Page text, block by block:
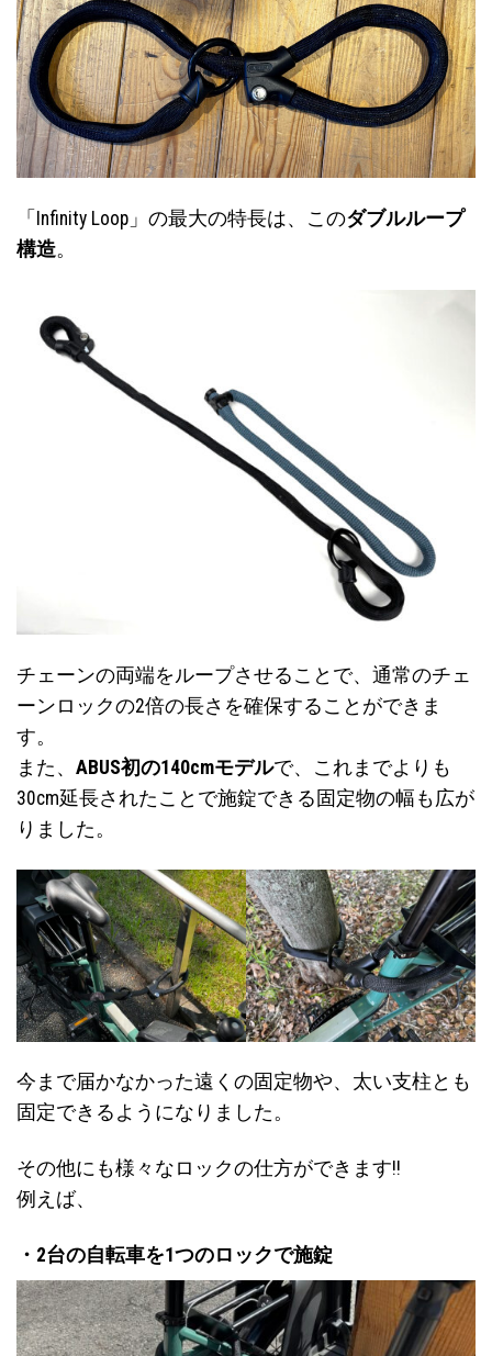
「Infinity Loop」の最大の特長は、このダブルループ
構造。
チェーンの両端をループさせることで、通常のチェ
ーンロックの2倍の長さを確保することができま
す。
また、 ABUS初の140cmモデルで、これまでよりも
30cm延長されたことで施錠できる固定物の幅も広が
りました。
今まで届かなかった遠くの固定物や、太い支柱とも
固定できるようになりました。
その他にも様々なロックの仕方ができます!!
例えば、
・2台の自転車を1つのロックで施錠